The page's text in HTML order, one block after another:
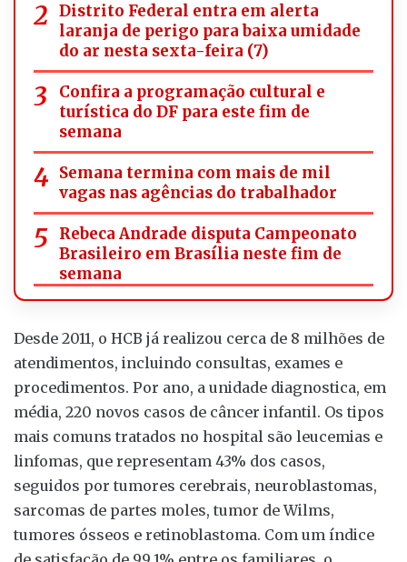
Distrito Federal entra em alerta
laranja de perigo para baixa umidade
do ar nesta sexta-feira (7)
Confira a programação cultural e
turística do DF para este fim de
semana
Semana termina com mais de mil
vagas nas agências do trabalhador
Rebeca Andrade disputa Campeonato
Brasileiro em Brasília neste fim de
semana
Desde 2011, o HCB já realizou cerca de 8 milhões de
atendimentos, incluindo consultas, exames e
procedimentos. Por ano, a unidade diagnostica, em
média, 220 novos casos de câncer infantil. Os tipos
mais comuns tratados no hospital são leucemias e
linfomas, que representam 43% dos casos,
seguidos por tumores cerebrais, neuroblastomas,
sarcomas de partes moles, tumor de Wilms,
tumores ósseos e retinoblastoma. Com um índice